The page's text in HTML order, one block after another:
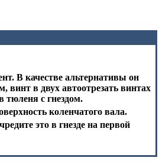
В качестве альтернативы он
винт в двух автоотрезать винтах
тюленя с гнездом.
коленчатого вала.
это в гнезде на первой